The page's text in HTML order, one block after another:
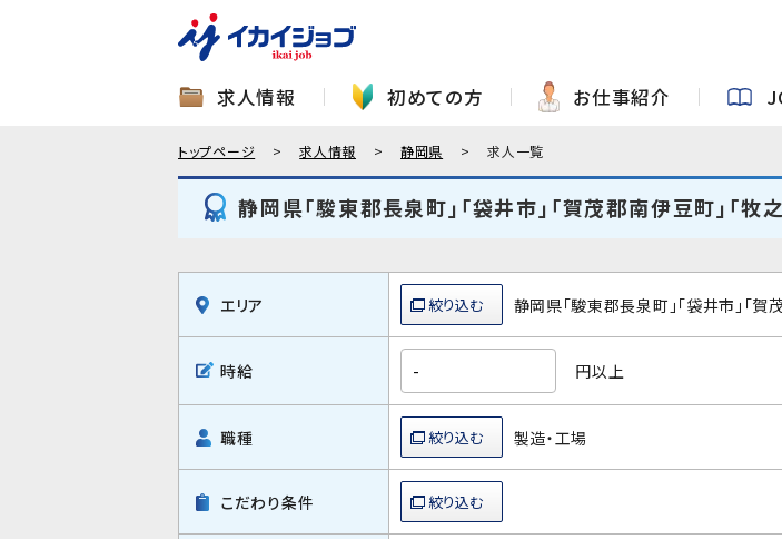
求人情報 初めての方 お仕事紹介
トップページ 求人情報 静岡県 求人一覧
静岡県「駿東郡長泉町」「袋井市」「賀茂郡南伊豆町」「
エリア 静岡県「駿東郡長泉町」「袋井市」「賀
時給 円以上
職種 製造・工場
こだわり条件